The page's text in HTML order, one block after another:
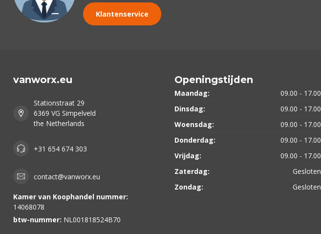
Klantenservice
vanworx.eu
Stationstraat 29
6369 VG Simpelveld
the Netherlands
+31 654 674 303
contact@vanworx.eu
Kamer van Koophandel nummer:
14068078
btw-nummer: NL001818524B70
Openingstijden
Maandag:
09.00 - 17.00
Dinsdag:
09.00 - 17.00
Woensdag:
09.00 - 17.00
Donderdag:
09.00 - 17.00
Vrijdag:
09.00 - 17.00
Zaterdag:
Gesloten
Zondag:
Gesloten